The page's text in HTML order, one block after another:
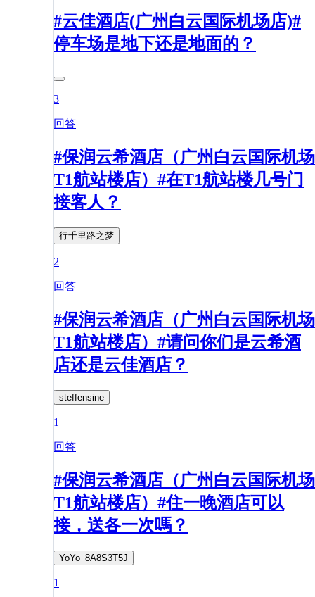
#云佳酒店(广州白云国际机场店)#
停车场是地下还是地面的？
3
回答
#保润云希酒店（广州白云国际机场
T1航站楼店）#在T1航站楼几号门
接客人？
行千里路之梦
2
回答
#保润云希酒店（广州白云国际机场
T1航站楼店）#请问你们是云希酒
店还是云佳酒店？
steffensine
1
回答
#保润云希酒店（广州白云国际机场
T1航站楼店）#住一晚酒店可以
接，送各一次嗎？
YoYo_8A8S3T5J
1